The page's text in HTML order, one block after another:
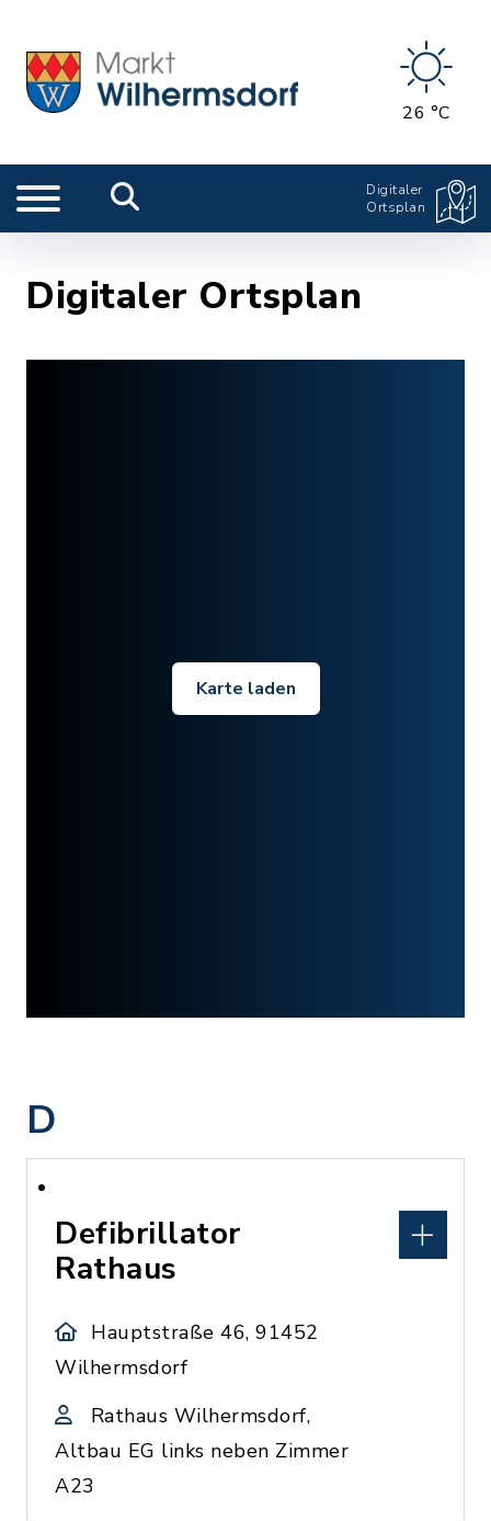
26 °C
Digitaler
Ortsplan
Digitaler Ortsplan
Karte laden
D
Defibrillator
Rathaus
Hauptstraße 46, 91452
Wilhermsdorf
Rathaus Wilhermsdorf,
Altbau EG links neben Zimmer
A23